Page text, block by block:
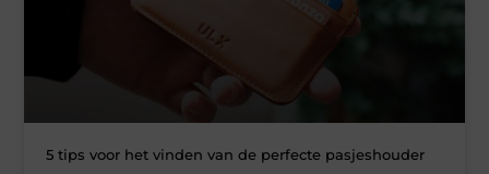
5 tips voor het vinden van de perfecte pasjeshouder